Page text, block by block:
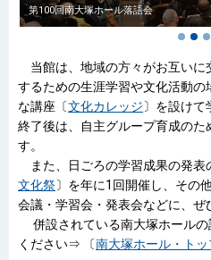
第100回南大塚ホール落語会
1 2
当館は、地域の方々がお互いに
するための生涯学習や文化活動
な講座〔文化カレッジ〕を設けて
終了後は、自主グループ育成のた
す。
また、日ごろの学習成果の発表
文化祭〕を年に1回開催し、その
会議・学習会・発表会などに、ぜ
併設されている南大塚ホールの
ください⇒ 〔南大塚ホール・トッ